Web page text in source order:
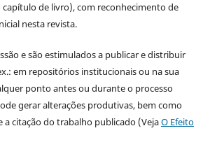
de livro), com reconhecimento de
nesta revista.
e são estimulados a publicar e distribuir
em repositórios institucionais ou na sua
ponto antes ou durante o processo
gerar alterações produtivas, bem como
citação do trabalho publicado (VejaO Efeito